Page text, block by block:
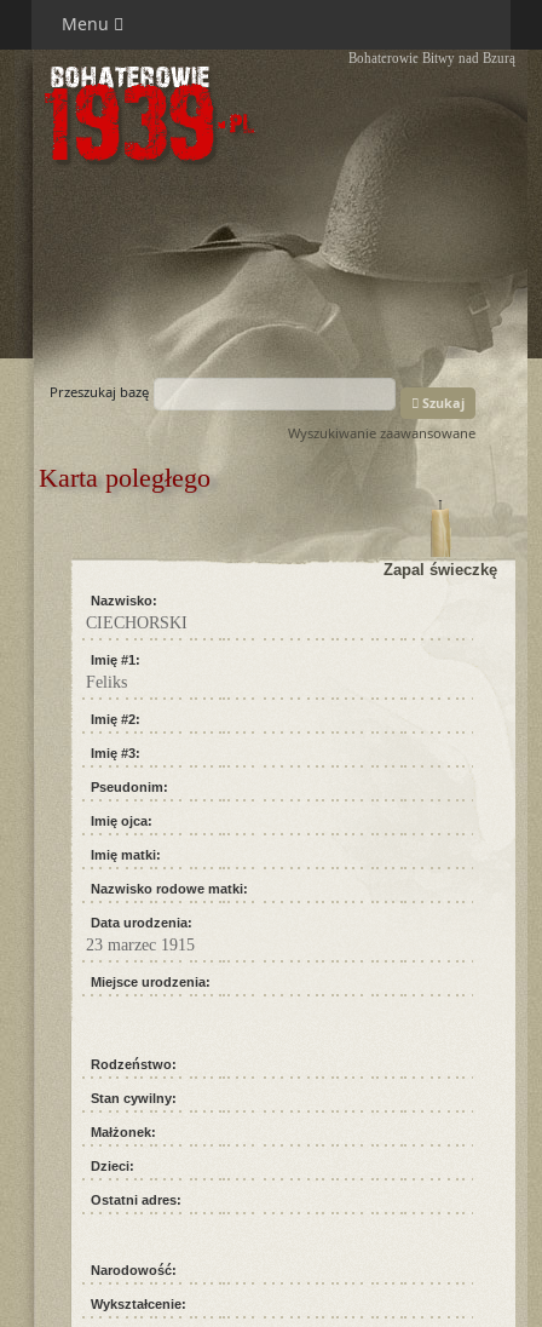
Menu
Bohaterowie Bitwy nad Bzurą
Przeszukaj bazę
Szukaj
Wyszukiwanie zaawansowane
Karta poległego
Zapal świeczkę
Nazwisko:
CIECHORSKI
Imię #1:
Feliks
Imię #2:
Imię #3:
Pseudonim:
Imię ojca:
Imię matki:
Nazwisko rodowe matki:
Data urodzenia:
23 marzec 1915
Miejsce urodzenia:
Rodzeństwo:
Stan cywilny:
Małżonek:
Dzieci:
Ostatni adres:
Narodowość:
Wykształcenie: